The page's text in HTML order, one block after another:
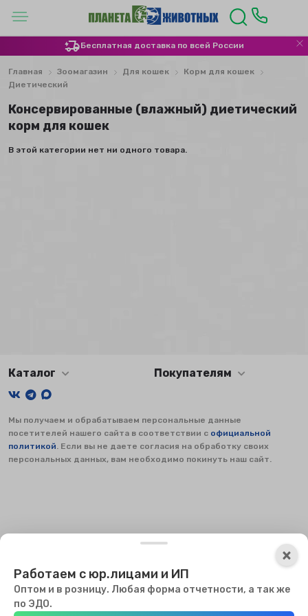
Мы используем файлы куки, чтобы сайт мог работать. Оставаясь
на сайте, вы соглашаетесь с использованием куки.
Бесплатная доставка по всей России
Главная Зоомагазин Для кошек
Корм для кошек
Диетический
Консервированные (влажный) диетический
корм для кошек
В этой категории нет ни одного товара.
Каталог Покупателям
Мы получаем и обрабатываем персональные данные
посетителей нашего сайта в соответствии с официальной
политикой . Если вы не даете согласия на обработку своих
персональных данных, вам необходимо покинуть наш сайт.
×
Работаем с юр.лицами и ИП
Оптом и в розницу. Любая форма отчетности, а так же
по ЭДО.
×